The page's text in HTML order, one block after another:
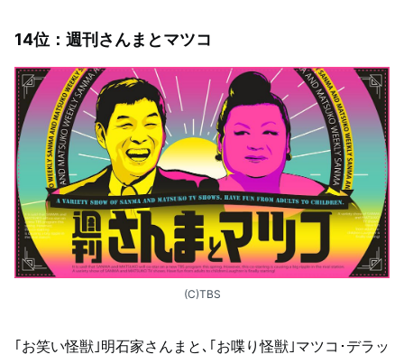
14位： 週刊さんまとマツコ
(C)TBS
｢お笑い怪獣｣明石家さんまと､｢お喋り怪獣｣マツコ･デラッ